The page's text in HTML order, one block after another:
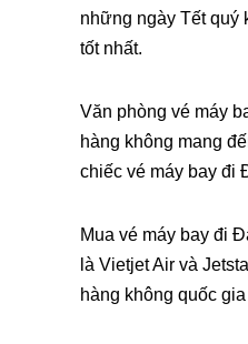
những ngày Tết quý
tốt nhất.
Văn phòng vé máy
hàng không mang
chiếc vé máy bay đi
Mua vé máy bay đi
là Vietjet Air và
hàng không quốc